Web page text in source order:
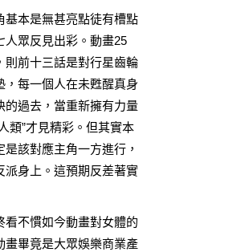
基本是無甚亮點徒有槽點
人眾反見出彩。動畫25
則前十三話是對行星齒輪
，每一個人在未甦醒真身
的過去，當重新擁有力量
類”才見精彩。但其實本
該對應主角一方進行，
派身上。這預期反差著實
看不慣如今動畫對女體的
畫畢竟是大眾娛樂商業產